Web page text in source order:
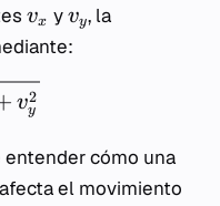
vx y vy, la
vy
2
cómo una
el movimiento